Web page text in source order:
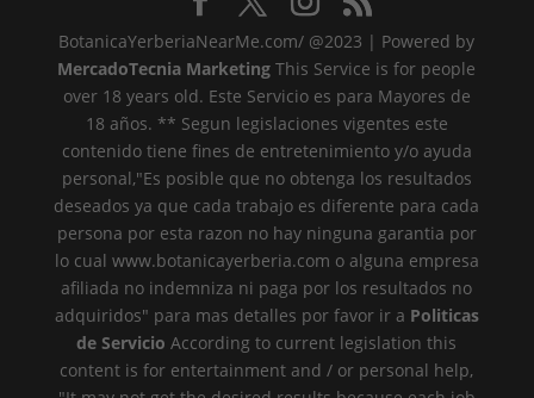
BotanicaYerberiaNearMe.com/ @2023 | Powered by
MercadoTecnia MarketingThis Service is for people
over 18 years old. Este Servicio es para Mayores de
18 años. ** Segun legislaciones vigentes este
contenido tiene fines de entretenimiento y/o ayuda
personal,"Es posible que no obtenga los resultados
deseados ya que cada trabajo es diferente para cada
persona por esta razon no hay ninguna garantia por
lo cual www.botanicayerberia.com o alguna empresa
afiliada no indemniza ni paga por los resultados no
adquiridos" para mas detalles por favor ir a Politicas
de Servicio According to current legislation this
content is for entertainment and / or personal help,